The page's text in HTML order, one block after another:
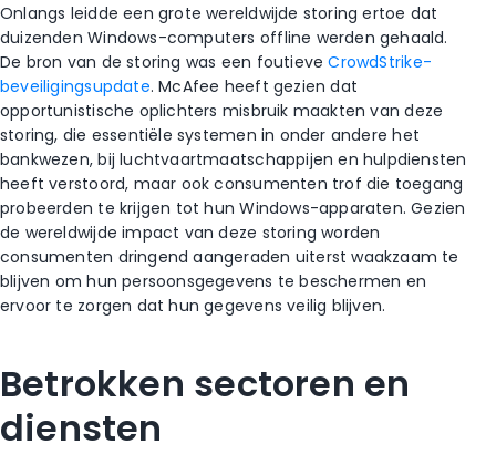
Onlangs leidde een grote wereldwijde storing ertoe dat
duizenden Windows-computers offline werden gehaald.
De bron van de storing was een foutieveCrowdStrike-
beveiligingsupdate. McAfee heeft gezien dat
opportunistische oplichters misbruik maakten van deze
storing, die essentiële systemen in onder andere het
bankwezen, bij luchtvaartmaatschappijen en hulpdiensten
heeft verstoord, maar ook consumenten trof die toegang
probeerden te krijgen tot hun Windows-apparaten. Gezien
de wereldwijde impact van deze storing worden
consumenten dringend aangeraden uiterst waakzaam te
blijven om hun persoonsgegevens te beschermen en
ervoor te zorgen dat hun gegevens veilig blijven.
Betrokken sectoren en
diensten